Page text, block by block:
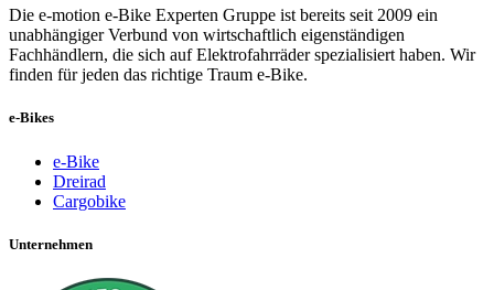
Die e-motion e-Bike Experten Gruppe ist bereits seit 2009 ein
unabhängiger Verbund von wirtschaftlich eigenständigen
Fachhändlern, die sich auf Elektrofahrräder spezialisiert haben. Wir
finden für jeden das richtige Traum e-Bike.
e-Bikes
e-Bike
Dreirad
Cargobike
Unternehmen